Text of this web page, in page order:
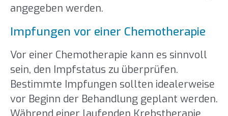
angegeben werden.
Impfungen vor einer Chemotherapie
Vor einer Chemotherapie kann es sinnvoll
sein, den Impfstatus zu überprüfen.
Bestimmte Impfungen sollten idealerweise
vor Beginn der Behandlung geplant werden.